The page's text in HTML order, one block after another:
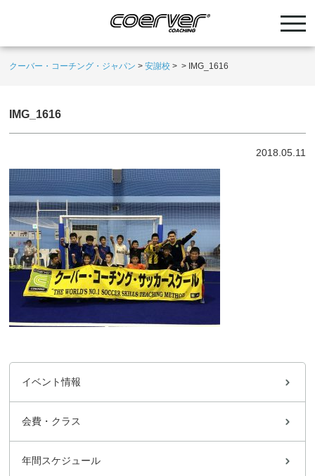
クーバー・コーチング・ジャパン >安謝校 > > IMG_1616
IMG_1616
2018.05.11
イベント情報
会費・クラス
年間スケジュール